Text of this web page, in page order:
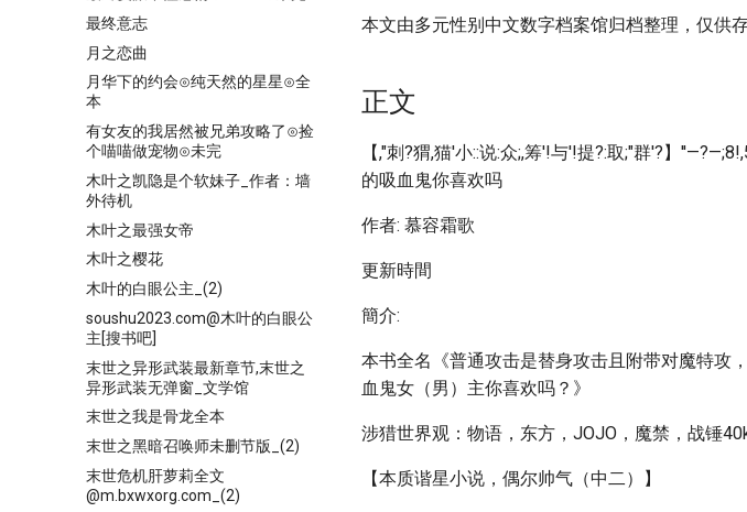
最终意志
月之恋曲
月华下的约会⊙纯天然的星星⊙全
本
有女友的我居然被兄弟攻略了⊙捡
个喵喵做宠物⊙未完
木叶之凯隐是个软妹子_作者：墙
外待机
木叶之最强女帝
木叶之樱花
木叶的白眼公主_(2)
soushu2023.com@木叶的白眼公
主[搜书吧]
末世之异形武装最新章节,末世之
异形武装无弹窗_文学馆
末世之我是骨龙全本
末世之黑暗召唤师未删节版_(2)
末世危机肝萝莉全文
@m.bxwxorg.com_(2)
本文由多元性别中文数字档案馆归档整理，仅供
正文
【,"刺?猬,猫'小::说:众;,筹'!与'!提?:取;"群'?】
的吸血鬼你喜欢吗
作者: 慕容霜歌
更新時間
簡介:
本书全名《普通攻击是替身攻击且附带对魔特攻
血鬼女（男）主你喜欢吗？》
涉猎世界观：物语，东方，JOJO，魔禁，战锤
【本质谐星小说，偶尔帅气（中二）】